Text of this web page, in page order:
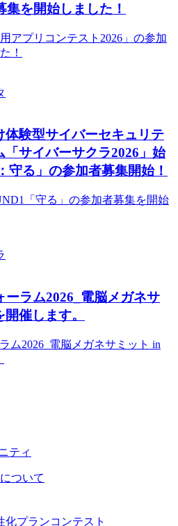
集を開始しました！
アプリコンテスト2026」の参加
！
体験型サイバーセキュリテ
「サイバーサクラ2026」始
守る」の参加者募集開始！
「守る」の参加者募集を開始
ーラム2026_電脳メガネサ
催します。
ム2026_電脳メガネサミット in
ついて
化プランコンテスト